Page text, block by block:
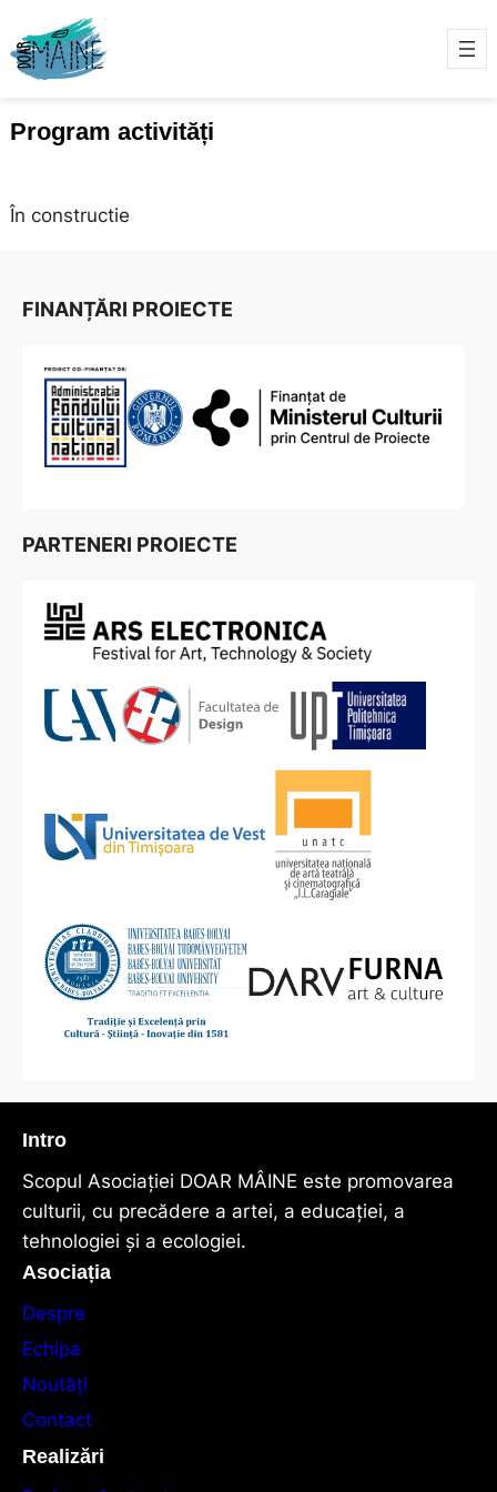
Program activități
În constructie
FINANȚĂRI PROIECTE
PARTENERI PROIECTE
Intro
Scopul Asociaţiei DOAR MÂINE este promovarea
culturii, cu precădere a artei, a educației, a
tehnologiei și a ecologiei.
Asociația
Despre
Echipa
Noutăți
Contact
Realizări